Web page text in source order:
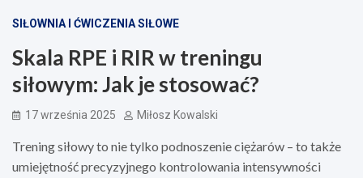
SIŁOWNIA I ĆWICZENIA SIŁOWE
Skala RPE i RIR w treningu
siłowym: Jak je stosować?
17 września 2025 Miłosz Kowalski
Trening siłowy to nie tylko podnoszenie ciężarów – to także
umiejętność precyzyjnego kontrolowania intensywności